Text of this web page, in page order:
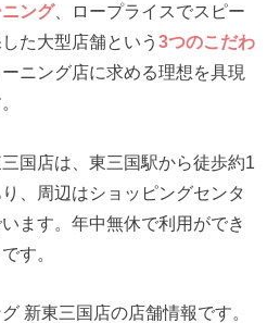
ング、ロープライスでスピー
た大型店舗という3つのこだわ
ニング店に求める理想を具現
国店は、東三国駅から徒歩約1
、周辺はショッピングセンタ
ます。年中無休で利用ができ
す。
新東三国店の店舗情報です。